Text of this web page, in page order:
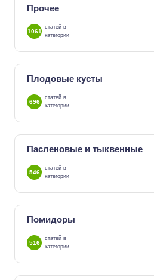
Прочее
1061
статей в
категории
Плодовые кусты
696
статей в
категории
Пасленовые и тыквенные
546
статей в
категории
Помидоры
516
статей в
категории